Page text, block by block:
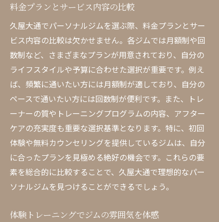
久屋大通のパーソナルジムがあなたにぴったり
な理由
個々のニーズに応じた柔軟な対応
通いやすいアクセスと営業時間
お得なキャンペーンと特典
充実したアメニティとサービス
口コミと評判から見る信頼性
長期的な健康維持をサポート
料金プランとサービス内容の比較
久屋大通でパーソナルジムを選ぶ際、料金プランとサー
ビス内容の比較は欠かせません。各ジムでは月額制や回
数制など、さまざまなプランが用意されており、自分の
ライフスタイルや予算に合わせた選択が重要です。例え
ば、頻繁に通いたい方には月額制が適しており、自分の
ペースで通いたい方には回数制が便利です。また、トレ
ーナーの質やトレーニングプログラムの内容、アフター
ケアの充実度も重要な選択基準となります。特に、初回
体験や無料カウンセリングを提供しているジムは、自分
に合ったプランを見極める絶好の機会です。これらの要
素を総合的に比較することで、久屋大通で理想的なパー
ソナルジムを見つけることができるでしょう。
体験トレーニングでジムの雰囲気を体感